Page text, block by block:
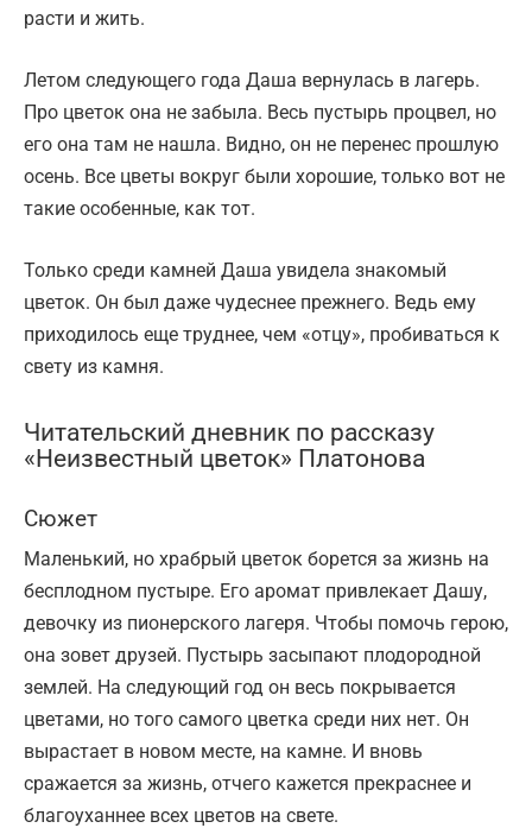
расти и жить.
Летом следующего года Даша вернулась в лагерь.
Про цветок она не забыла. Весь пустырь процвел, но
его она там не нашла. Видно, он не перенес прошлую
осень. Все цветы вокруг были хорошие, только вот не
такие особенные, как тот.
Только среди камней Даша увидела знакомый
цветок. Он был даже чудеснее прежнего. Ведь ему
приходилось еще труднее, чем «отцу», пробиваться к
свету из камня.
Читательский дневник по рассказу
«Неизвестный цветок» Платонова
Сюжет
Маленький, но храбрый цветок борется за жизнь на
бесплодном пустыре. Его аромат привлекает Дашу,
девочку из пионерского лагеря. Чтобы помочь герою,
она зовет друзей. Пустырь засыпают плодородной
землей. На следующий год он весь покрывается
цветами, но того самого цветка среди них нет. Он
вырастает в новом месте, на камне. И вновь
сражается за жизнь, отчего кажется прекраснее и
благоуханнее всех цветов на свете.